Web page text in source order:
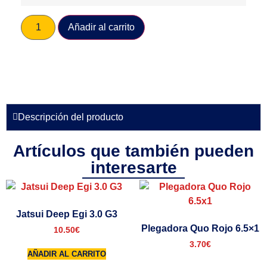
Añadir al carrito
Descripción del producto
Artículos que también pueden
interesarte
Jatsui Deep Egi 3.0 G3
10.50€
AÑADIR AL CARRITO
Plegadora Quo Rojo 6.5×1
3.70€